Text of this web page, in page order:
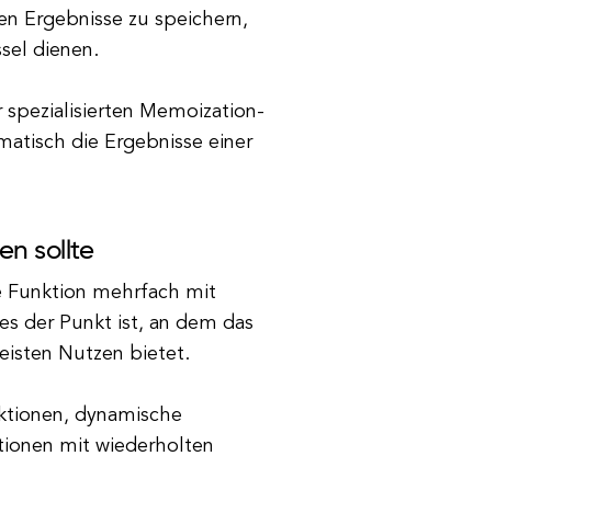
Ergebnisse zu speichern,
dienen.
spezialisierten Memoization-
die Ergebnisse einer
sollte
Funktion mehrfach mit
der Punkt ist, an dem das
Nutzen bietet.
dynamische
mit wiederholten